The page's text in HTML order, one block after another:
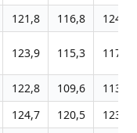
121,8 116,8
124,4
123,9 115,3 117,8
122,8 109,6
113,2
124,7 120,5
123,7